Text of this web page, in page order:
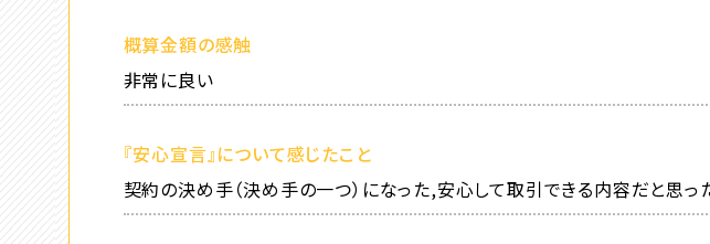
概算金額の感触
非常に良い
『安心宣言』について感じたこと
契約の決め手（決め手の一つ）になった,安心して取引できる内容だと思